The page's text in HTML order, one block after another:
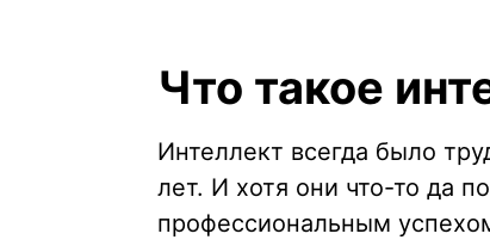
Что такое
Интеллект всегда было
лет. И хотя они что-то да
профессиональным